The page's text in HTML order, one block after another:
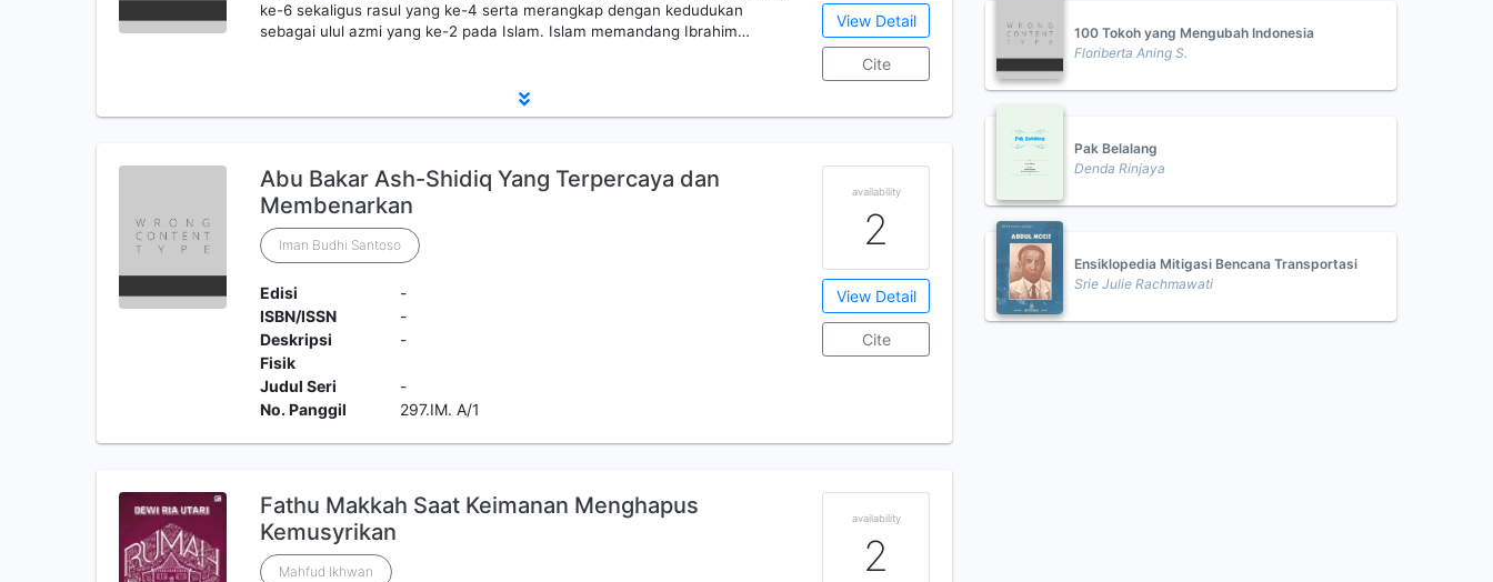
ke-6 sekaligus rasul yang ke-4 serta merangkap dengan kedudukan
sebagai ulul azmi yang ke-2 pada Islam. Islam memandang Ibrahim…
View Detail
Cite
Abu Bakar Ash-Shidiq Yang Terpercaya dan
Membenarkan
Iman Budhi Santoso
Edisi
-
ISBN/ISSN
-
Deskripsi
Fisik
-
Judul Seri
-
No. Panggil
297.IM. A/1
availability
2
View Detail
Cite
Fathu Makkah Saat Keimanan Menghapus
Kemusyrikan
Mahfud Ikhwan
availability
2
100 Tokoh yang Mengubah Indonesia
Floriberta Aning S.
Pak Belalang
Denda Rinjaya
Ensiklopedia Mitigasi Bencana Transportasi
Srie Julie Rachmawati